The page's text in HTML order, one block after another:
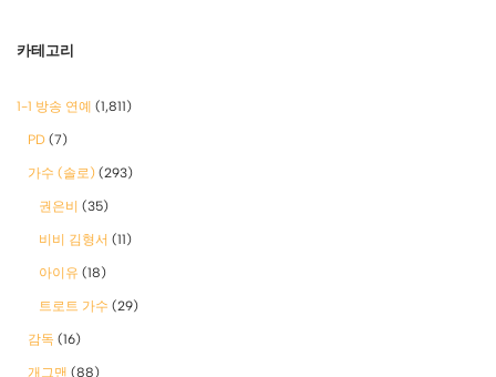
카테고리
1-1 방송 연예 (1,811)
PD (7)
가수 (솔로) (293)
권은비 (35)
비비 김형서 (11)
아이유 (18)
트로트 가수 (29)
감독 (16)
개그맨 (88)